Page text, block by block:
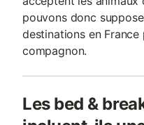
pouvons donc
destinations en
compagnon.
Les bed &